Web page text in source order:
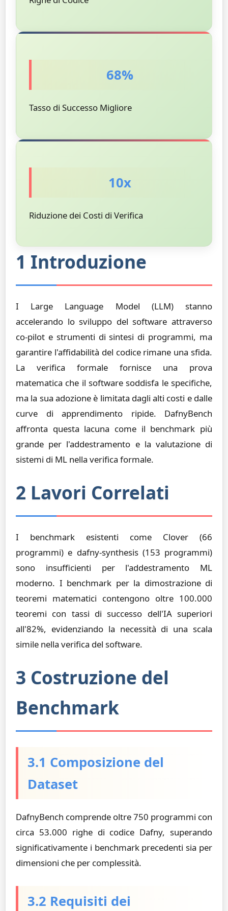
68%
Tasso di Successo Migliore
10x
Riduzione dei Costi di Verifica
1 Introduzione
I Large Language Model (LLM) stanno
accelerando lo sviluppo del software attraverso
co-pilot e strumenti di sintesi di programmi, ma
garantire l'affidabilità del codice rimane una sfida.
La verifica formale fornisce una prova
matematica che il software soddisfa le specifiche,
ma la sua adozione è limitata dagli alti costi e dalle
curve di apprendimento ripide. DafnyBench
affronta questa lacuna come il benchmark più
grande per l'addestramento e la valutazione di
sistemi di ML nella verifica formale.
2 Lavori Correlati
I benchmark esistenti come Clover (66
programmi) e dafny-synthesis (153 programmi)
sono insufficienti per l'addestramento ML
moderno. I benchmark per la dimostrazione di
teoremi matematici contengono oltre 100.000
teoremi con tassi di successo dell'IA superiori
all'82%, evidenziando la necessità di una scala
simile nella verifica del software.
3 Costruzione del
Benchmark
3.1 Composizione del
Dataset
DafnyBench comprende oltre 750 programmi con
circa 53.000 righe di codice Dafny, superando
significativamente i benchmark precedenti sia per
dimensioni che per complessità.
3.2 Requisiti dei